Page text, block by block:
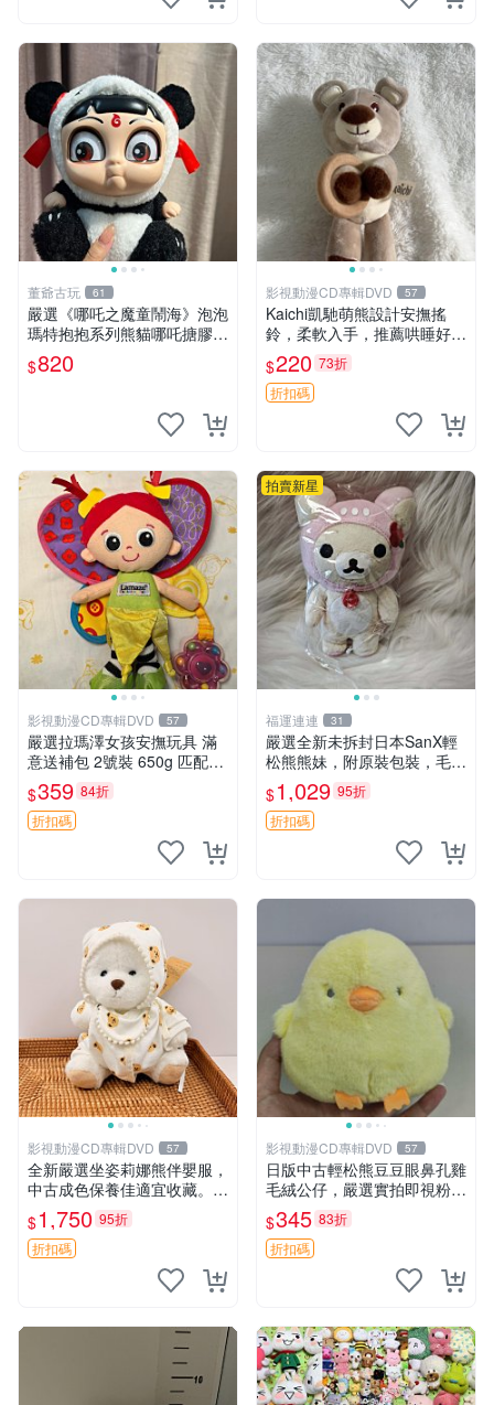
董爺古玩 61
嚴選《哪吒之魔童鬧海》泡泡
瑪特抱抱系列熊貓哪吒搪膠臉
毛絨， STATE：如圖顯示 哪
吒 毛絨公仔 泡泡瑪特
$820
影視動漫CD專輯DVD 57
Kaichi凱馳萌熊設計安撫搖
鈴，柔軟入手，推薦哄睡好選
擇 熊公仔 安撫玩具 喂食環
$220 73折
折扣碼
影視動漫CD專輯DVD 57
嚴選拉瑪澤女孩安撫玩具 滿
意送補包 2號裝 650g 匹配嬰
幼童舒壓好伴侶 女孩專用 安
心選擇 安撫玩偶 衝包 玩具
$359 84折
折扣碼
拍賣新星
福運連連 31
嚴選全新未拆封日本SanX輕
松熊熊妹，附原裝包裝，毛絨
質地極佳，細膩可愛，推薦收
藏兼送禮，適合女性好友或家
人，限量釋出。鬆熊、熊玩
$1,029 95折
折扣碼
影視動漫CD專輯DVD 57
全新嚴選坐姿莉娜熊伴嬰服，
中古成色保養佳適宜收藏。無
盒子但品質完好，快速出貨。
建議入手！ 中古 玩偶 滬漫
$1,750 95折
折扣碼
影視動漫CD專輯DVD 57
日版中古輕松熊豆豆眼鼻孔雞
毛絨公仔，嚴選實拍即視粉絲
必買 公仔紙箱氣泡膜精心包
裝快速發貨 輕松熊 公仔 雞毛
絨
$345 83折
折扣碼